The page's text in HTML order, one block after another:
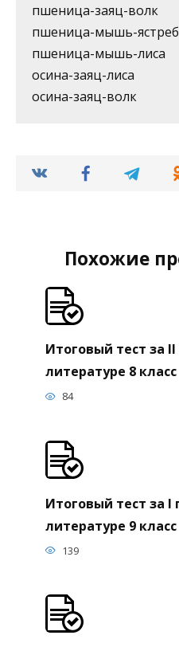
пшеница-заяц-волк
пшеница-мышь-ястреб
пшеница-мышь-лиса
осина-заяц-лиса
осина-заяц-волк
Похожие
Итоговый тест за
литературе 8 класс
84
Итоговый тест за I
литературе 9 класс
139